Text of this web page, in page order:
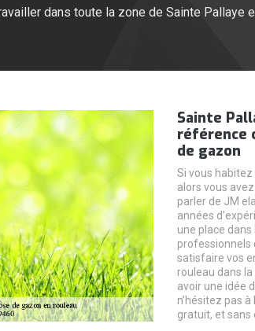
dans toute la zone de Sainte Pallaye
Sainte
référence
de gazon
Si vous habitez
alors vous
parler de JM
années
une place
professionnels
satisfaire vos
rouleau dans
avoir une idée
n’hésitez pas
gratuit, et sans